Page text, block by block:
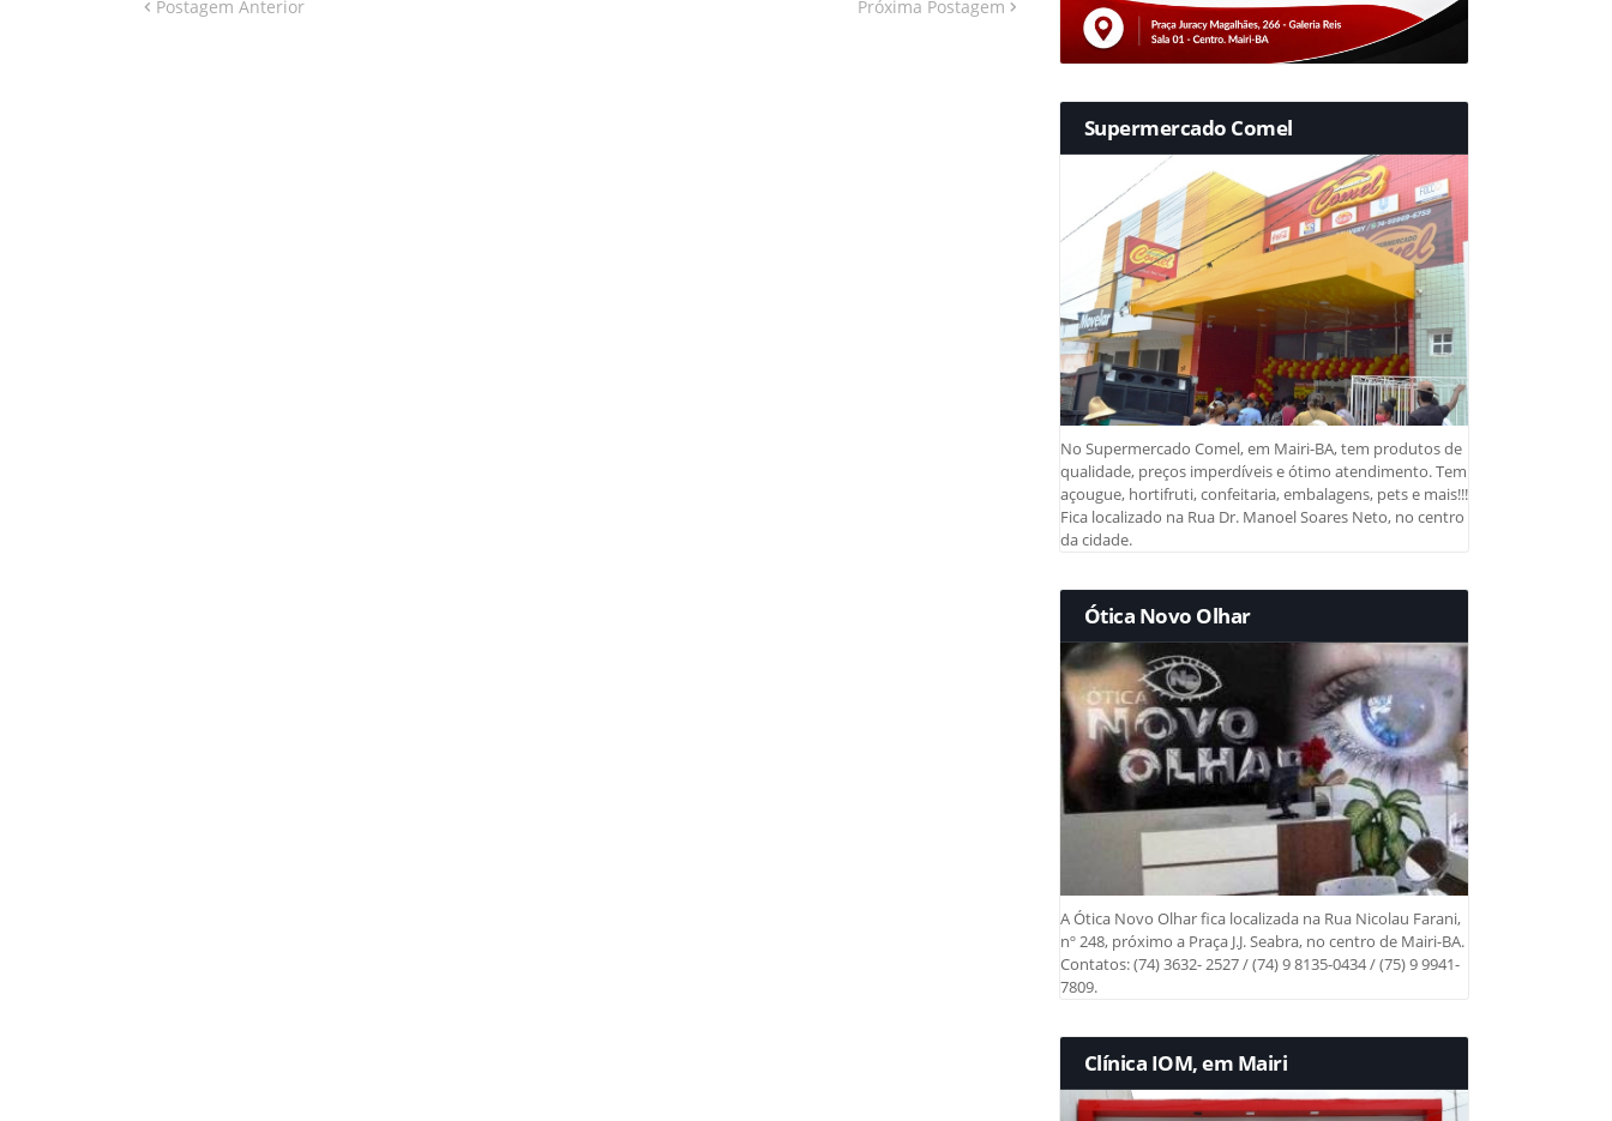
Postagem Anterior Próxima Postagem
Supermercado Comel
No Supermercado Comel, em Mairi-BA, tem produtos de
qualidade, preços imperdíveis e ótimo atendimento. Tem
açougue, hortifruti, confeitaria, embalagens, pets e mais!!!
Fica localizado na Rua Dr. Manoel Soares Neto, no centro
da cidade.
Ótica Novo Olhar
A Ótica Novo Olhar fica localizada na Rua Nicolau Farani,
nº 248, próximo a Praça J.J. Seabra, no centro de Mairi-BA.
Contatos: (74) 3632- 2527 / (74) 9 8135-0434 / (75) 9 9941-
7809.
Clínica IOM, em Mairi